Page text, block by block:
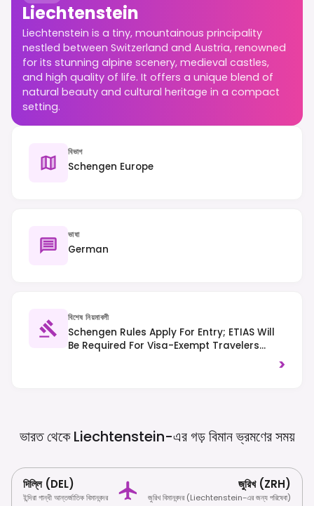
Liechtenstein
Liechtenstein is a tiny, mountainous principality
nestled between Switzerland and Austria, renowned
for its stunning alpine scenery, medieval castles,
and high quality of life. It offers a unique blend of
natural beauty and cultural heritage in a compact
setting.
বিভাগ
Schengen Europe
ভাষা
German
বিশেষ নিয়মাবলী
Schengen Rules Apply For Entry; ETIAS Will
Be Required For Visa-Exempt Travelers
>
ভারত থেকে Liechtenstein-এর গড় বিমান ভ্রমণেরসময়
দিল্লি (DEL)
ইন্দিরা গান্ধী আন্তর্জাতিক বিমানবন্দর
জুরিখ (ZRH)
জুরিখ বিমানবন্দর (Liechtenstein-এর জন্য পরিষেবা)